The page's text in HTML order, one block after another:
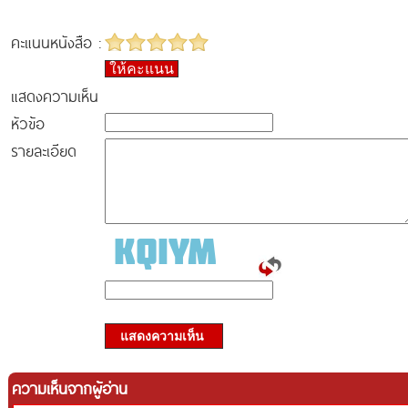
คะแนนหนังสือ :
ให้คะแนน
แสดงความเห็น
หัวข้อ
รายละเอียด
แสดงความเห็น
ความเห็นจากผู้อ่าน